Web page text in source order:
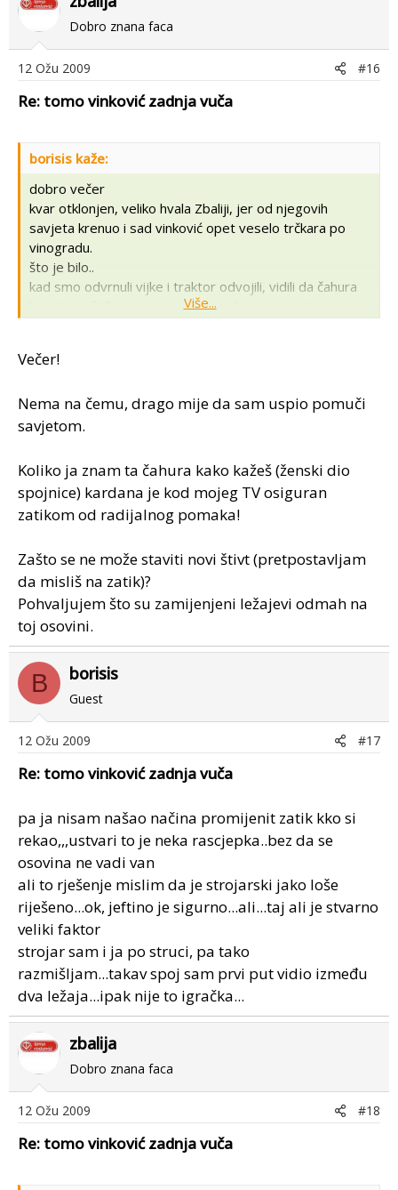
Dobro znana faca
12 Ožu 2009 #16
Re: tomo vinković zadnja vuča
borisis kaže:
dobro večer
kvar otklonjen, veliko hvala Zbaliji, jer od njegovih
savjeta krenuo i sad vinković opet veselo trčkara po
vinogradu.
što je bilo..
kad smo odvrnuli vijke i traktor odvojili, vidili da čahura
koja je sa štiftom spojena za vratilo ne postoji,
spoja...
može novi štift postavit, a kad smo sve to radili,
zamijenili i ležajeve...6006 2RS...2 kom...100 kn oba, nije
samo mislim, onako tehnički da i nije neko rješenje taj
spoj prednjeg i zadnjeg dijela...ali riješilo se...
slikano, samo se treba nać malo vremena d se to
prebaci i dobijete tjek operacije..
Više...
Večer!
Nema na čemu, drago mije da sam uspio pomuči
savjetom.
Koliko ja znam ta čahura kako kažeš (ženski dio
spojnice) kardana je kod mojeg TV osiguran
zatikom od radijalnog pomaka!
Zašto se ne može staviti novi štivt (pretpostavljam
da misliš na zatik)?
Pohvaljujem što su zamijenjeni ležajevi odmah na
toj osovini.
B borisis
Guest
12 Ožu 2009 #17
Re: tomo vinković zadnja vuča
pa ja nisam našao načina promijenit zatik kko si
rekao,,,ustvari to je neka rascjepka..bez da se
osovina ne vadi van
ali to rješenje mislim da je strojarski jako loše
riješeno...ok, jeftino je sigurno...ali...taj ali je stvarno
veliki faktor
strojar sam i ja po struci, pa tako
razmišljam...takav spoj sam prvi put vidio između
dva ležaja...ipak nije to igračka...
zbalija
Dobro znana faca
12 Ožu 2009 #18
Re: tomo vinković zadnja vuča